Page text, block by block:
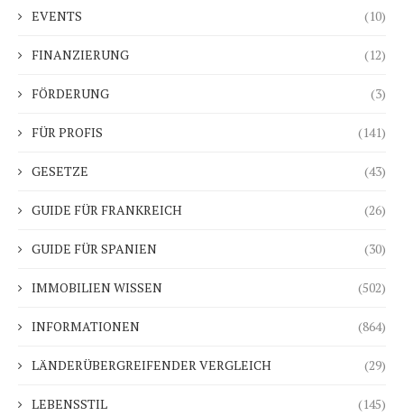
EVENTS (10)
FINANZIERUNG (12)
FÖRDERUNG (3)
FÜR PROFIS (141)
GESETZE (43)
GUIDE FÜR FRANKREICH (26)
GUIDE FÜR SPANIEN (30)
IMMOBILIEN WISSEN (502)
INFORMATIONEN (864)
LÄNDERÜBERGREIFENDER VERGLEICH (29)
LEBENSSTIL (145)